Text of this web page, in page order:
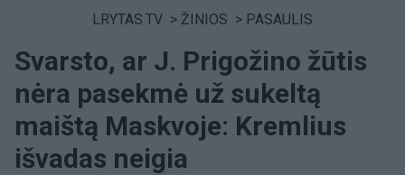
LRYTAS.TV > ŽINIOS > PASAULIS
Svarsto, ar J. Prigožino žūtis
nėra pasekmė už sukeltą
maištą Maskvoje: Kremlius
išvadas neigia